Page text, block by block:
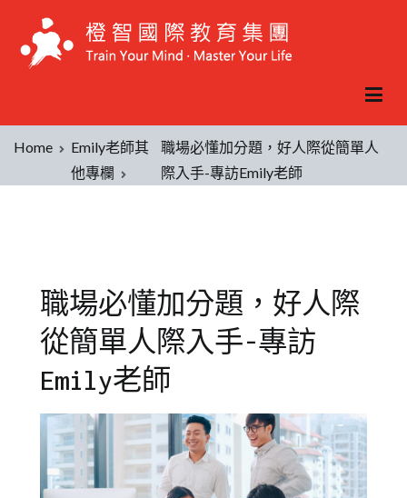
Home
Emily老師其
他專欄
職場必懂加分題，好人際從簡單人
際入手-專訪Emily老師
職場必懂加分題，好人際
從簡單人際入手-專訪
Emily老師